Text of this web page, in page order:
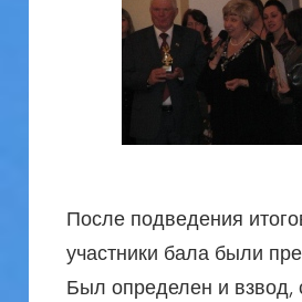
После подведения
участники бала были
Был определен и